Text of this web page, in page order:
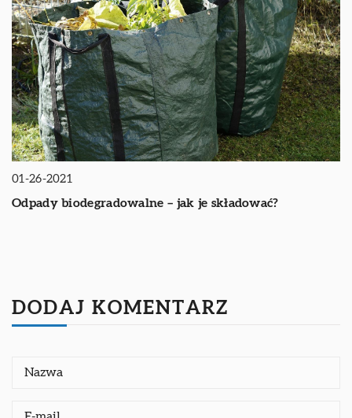
01-26-2021
Odpady biodegradowalne – jak je składować?
DODAJ KOMENTARZ